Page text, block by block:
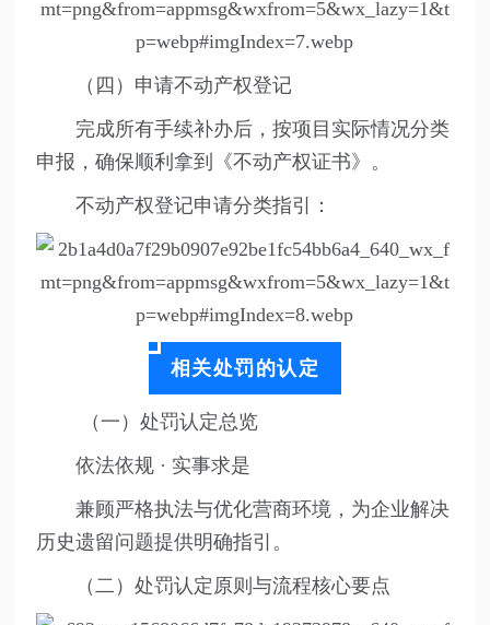
（四）申请不动产权登记
完成所有手续补办后，按项目实际情况分类
申报，确保顺利拿到《不动产权证书》。
不动产权登记申请分类指引：
相关处罚的认定
（一）处罚认定总览
依法依规 · 实事求是
兼顾严格执法与优化营商环境，为企业解决
历史遗留问题提供明确指引。
（二）处罚认定原则与流程核心要点